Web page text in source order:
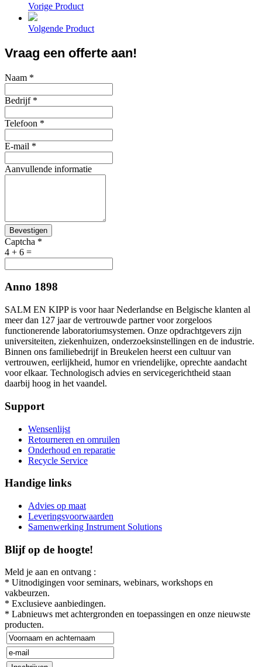
Vorige Product
Volgende Product
Vraag een offerte aan!
Naam *
Bedrijf *
Telefoon *
E-mail *
Aanvullende informatie
Bevestigen
Captcha *
4 + 6 =
Anno 1898
SALM EN KIPP is voor haar Nederlandse en Belgische klanten al
meer dan 127 jaar de vertrouwde partner voor zorgeloos
functionerende laboratoriumsystemen. Onze opdrachtgevers zijn
universiteiten, ziekenhuizen, onderzoeksinstellingen en de industrie.
Binnen ons familiebedrijf in Breukelen heerst een cultuur van
vertrouwen, eerlijkheid, humor en vriendelijke, oprechte aandacht
voor elkaar. Technologisch advies en servicegerichtheid staan
daarbij hoog in het vaandel.
Support
Wensenlijst
Retourneren en omruilen
Onderhoud en reparatie
Recycle Service
Handige links
Advies op maat
Leveringsvoorwaarden
Samenwerking Instrument Solutions
Blijf op de hoogte!
Meld je aan en ontvang :
* Uitnodigingen voor seminars, webinars, workshops en
vakbeurzen.
* Exclusieve aanbiedingen.
* Labnieuws met achtergronden en toepassingen en onze nieuwste
producten.